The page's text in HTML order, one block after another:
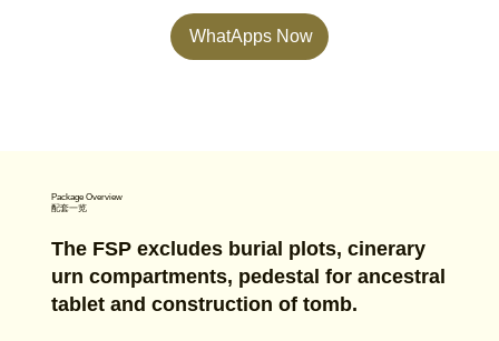
Package Overview
配套一览
The FSP excludes burial plots, cinerary
urn compartments, pedestal for ancestral
tablet and construction of tomb.
WhatApps Now